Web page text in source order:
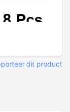
dit product